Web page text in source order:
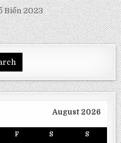
Biến 2023
August 2026
F S S